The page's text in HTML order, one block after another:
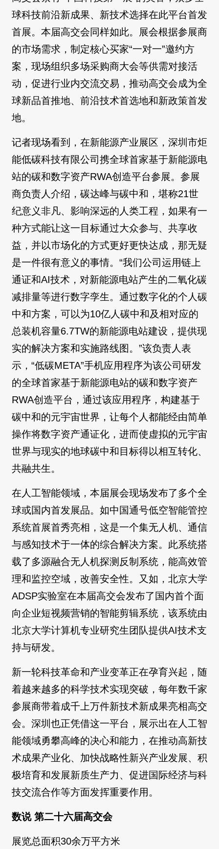
球科技前沿新成果、新技术选择在此平台首发
首展。本届高交会同样如此。展会根据参展商
的市场需求，制定核心买家“一对一”邀约方
案，现场组织多场采购商大会等供需对接活
动，促进行业内交流交易，推动高交会成为全
球新品首推地、前沿技术首选地和新政策首发
地。
记者现场看到，在新能源产业展区，深圳市炬
能低碳科技有限公司携全球首家基于新能源电
站的碳和数字资产RWA创造平台参展。参展
商负责人介绍，碳达峰与碳中和，堪称21世
纪意义非凡、影响深远的人类工程，如果有一
种方式能让这一目标通过大众参与、共享收
益，并以市场化的方式更好更快达成，那无疑
是一件很有意义的事情。“我们公司运用链上
通证和AI技术，对新能源电站产生的二氧化碳
减排量等进行数字孪生。通过数字化的个人碳
中和方案，可以为10亿人碳中和及相对应的
总装机容量6.7TW的新能源电站建设，提供现
实的解决方案和实施路线图。”该负责人表
示，“低碳META”手机应用程序为该公司研发
的全球首家基于新能源电站的碳和数字资产
RWA创造平台，通过该应用程序，构建基于
碳中和的元宇宙世界，让每个人都能经由简单
操作将数字资产通证化，进而使虚拟的元宇宙
世界与现实的地球碳中和目标得以相互转化、
共融共生。
在人工智能领域，本届展会现场发布了多个全
球或国内首发展品。如中国通号低空智能管控
系统首展首秀亮相，这是一个集无人机、通信
与感知技术于一体的综合解决方案。此系统搭
载了多源融合无人机探测反制系统，能高效管
理和监控空域，改善安全性。又如，北京大学
ADSP实验室在本届高交会发布了国内首个面
向企业短视频营销的智能剪辑系统，该系统由
北京大学计算机专业研究生团队提供AI技术支
持与研发。
新一轮科技革命和产业变革正在孕育兴起，随
着越来越多的科学技术实现突破，每年数千家
参展商带着成千上万件新技术新成果亮相高交
会。深圳也正凭借这一平台，展示出在人工智
能领域勇攀高峰的决心和能力，在推动高新技
术成果产业化、加快战略性新兴产业发展、积
极培育和发展新质生产力、促进国际经济与科
技交流合作等方面发挥重要作用。
数说 第二十六届高交会
展览总面积30余万平方米